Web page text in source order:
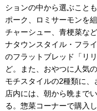
ションの中から選ぶこと
ポーク、ロミサーモンを
チャーシュー、青梗菜な
ナタウンスタイル・フラ
のフラットブレッド「リ
ど。また、おやつに人気
モチスタイルの2種類に
店内には、朝から晩まで
る。惣菜コーナーで購入